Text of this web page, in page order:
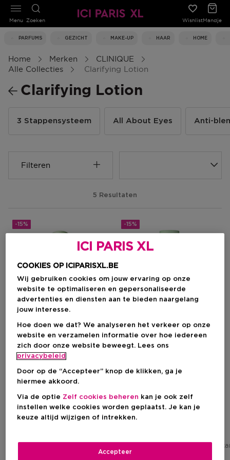
Zoeken WishlistMandje
PARFUMS GEZICHT MAKE-UP HAAR HOME
Menu
Home Merken
CLINIQUE
Alle Collecties
Clarifying Lotion
Clarifying Lotion
3 Stappensysteem All About Eyes Anti-
Filteren
5 Resultaten
-15%
CLINIQUE
Clarifying Lotion 1 - Twice A Day Exfoliator
Exfoliërende Lotion - Zeer
Droge Tot Droge - 3-Step
System
Aanbevolen verkoopprijs fabrikant
-15%
CLINIQUE
Exfoliërende Lotion - Droge
Tot Gemengde Huid - 3-Step
System
Aanbevolen verkoopprijs
ICI PARIS XL
COOKIES OP ICIPARISXL.BE
Wij gebruiken cookies om jouw ervaring op onze
website te optimaliseren en gepersonaliseerde
advertenties en diensten aan te bieden naargelang
jouw interesse.
Hoe doen we dat? We analyseren het verkeer op onze
website en verzamelen informatie over hoe iedereen
zich door onze website beweegt. Lees ons
privacybeleid
Door op de “Accepteer” knop de klikken, ga je
hiermee akkoord.
Via de optie Zelf cookies beheren kan je ook zelf
instellen welke cookies worden geplaatst. Je kan je
keuze altijd wijzigen of intrekken.
Accepteer